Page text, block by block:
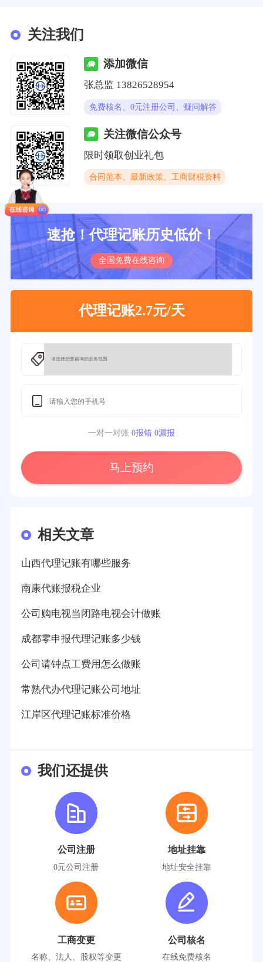
关注我们
添加微信
张总监 13826528954
免费核名、0元注册公司、疑问解答
关注微信公众号
限时领取创业礼包
合同范本、最新政策、工商财税资料
速抢！代理记账历史低价！
全国免费在线咨询
代理记账2.7元/天
一对一对账 0报错 0漏报
马上预约
相关文章
山西代理记账有哪些服务
南康代账报税企业
公司购电视当闭路电视会计做账
成都零申报代理记账多少钱
公司请钟点工费用怎么做账
常熟代办代理记账公司地址
江岸区代理记账标准价格
我们还提供
公司注册
0元公司注册
地址挂靠
地址安全挂靠
工商变更
名称、法人、股权等变更
公司核名
在线免费核名